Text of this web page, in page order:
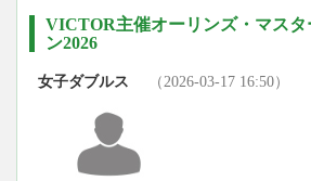
VICTOR主催オーリンズ・マスタ
ン2026
女子ダブルス （2026-03-17 16:50）